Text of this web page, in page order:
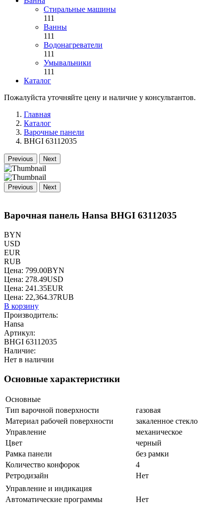
Стиральные машины
111
Ванны
111
Водонагреватели
111
Умывальники
111
Каталог
Пожалуйста уточняйте цену и наличие у консультантов.
Главная
Каталог
Варочные панели
BHGI 63112035
Previous Next
Previous Next
Варочная панель Hansa BHGI 63112035
BYN
USD
EUR
RUB
Цена: 799.00BYN
Цена: 278.49USD
Цена: 241.35EUR
Цена: 22,364.37RUB
В корзину
Производитель:
Hansa
Артикул:
BHGI 63112035
Наличие:
Нет в наличии
Основные характеристики
Основные
Тип варочной поверхности
газовая
Материал рабочей поверхности
закаленное стекло
Управление
механическое
Цвет
черный
Рамка панели
без рамки
Количество конфорок
4
Ретродизайн
Нет
Управление и индикация
Автоматические программы
Нет